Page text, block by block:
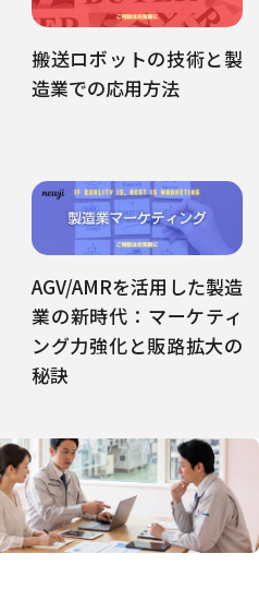
搬送ロボットの技術と製
造業での応用方法
AGV/AMRを活用した製造
業の新時代：マーケティ
ング力強化と販路拡大の
秘訣